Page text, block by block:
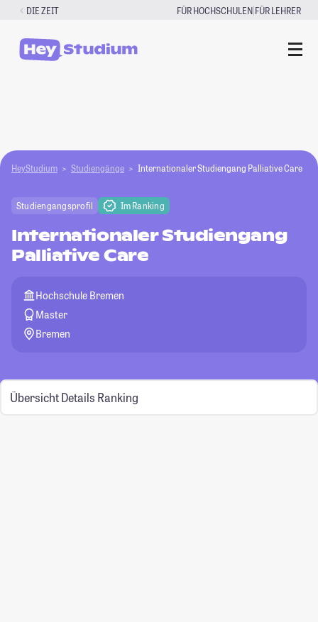
Zum
springen
DIE ZEIT FÜR HOCHSCHULEN|FÜR LEHRER
HeyStudium Studiengänge Internationaler Studiengang Palliative Care
Studiengangsprofil Im Ranking
Internationaler Studiengang
Palliative Care
Hochschule Bremen
Master
Bremen
Übersicht Details Ranking